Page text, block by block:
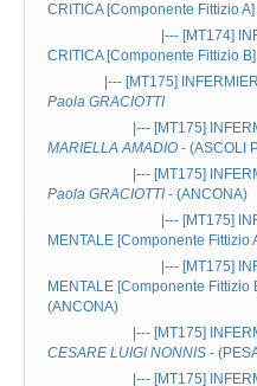
CRITICA[Componente Fittizio A]
|--- [MT174]
CRITICA[Componente Fittizio
|--- [MT175]
Paola GRACIOTTI
|--- [MT175]
MARIELLA AMADIO - (ASCOLI
|--- [MT175]
Paola GRACIOTTI - (ANCONA)
|--- [MT175]
MENTALE [Componente Fittizio
|--- [MT175]
MENTALE [Componente Fittizio
(ANCONA)
|--- [MT175]
CESARE LUIGI NONNIS -
|--- [MT175]